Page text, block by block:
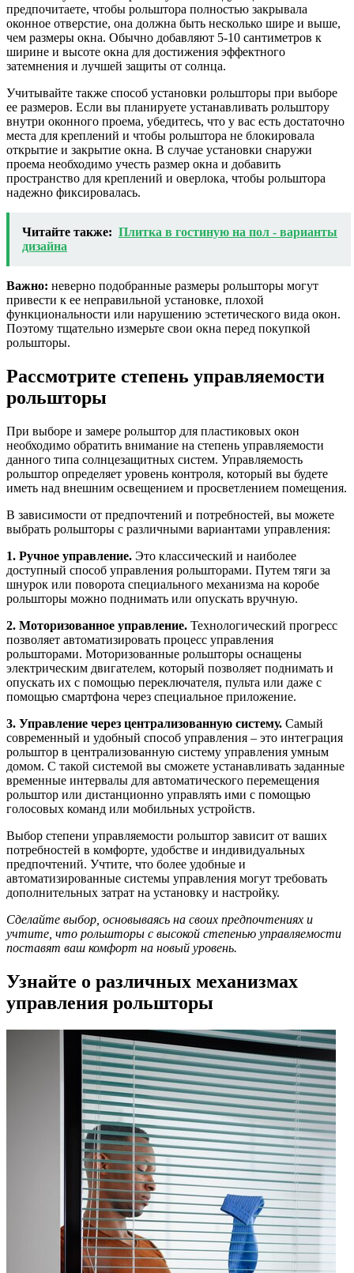
предпочитаете, чтобы рольштора полностью закрывала
оконное отверстие, она должна быть несколько шире и выше,
чем размеры окна. Обычно добавляют 5-10 сантиметров к
ширине и высоте окна для достижения эффектного
затемнения и лучшей защиты от солнца.
Учитывайте также способ установки рольшторы при выборе
ее размеров. Если вы планируете устанавливать рольштору
внутри оконного проема, убедитесь, что у вас есть достаточно
места для креплений и чтобы рольштора не блокировала
открытие и закрытие окна. В случае установки снаружи
проема необходимо учесть размер окна и добавить
пространство для креплений и оверлока, чтобы рольштора
надежно фиксировалась.
Читайте также: Плитка в гостиную на пол - варианты
дизайна
Важно: неверно подобранные размеры рольшторы могут
привести к ее неправильной установке, плохой
функциональности или нарушению эстетического вида окон.
Поэтому тщательно измерьте свои окна перед покупкой
рольшторы.
Рассмотрите степень управляемости
рольшторы
При выборе и замере рольштор для пластиковых окон
необходимо обратить внимание на степень управляемости
данного типа солнцезащитных систем. Управляемость
рольштор определяет уровень контроля, который вы будете
иметь над внешним освещением и просветлением помещения.
В зависимости от предпочтений и потребностей, вы можете
выбрать рольшторы с различными вариантами управления:
1. Ручное управление. Это классический и наиболее
доступный способ управления рольшторами. Путем тяги за
шнурок или поворота специального механизма на коробе
рольшторы можно поднимать или опускать вручную.
2. Моторизованное управление. Технологический прогресс
позволяет автоматизировать процесс управления
рольшторами. Моторизованные рольшторы оснащены
электрическим двигателем, который позволяет поднимать и
опускать их с помощью переключателя, пульта или даже с
помощью смартфона через специальное приложение.
3. Управление через централизованную систему. Самый
современный и удобный способ управления – это интеграция
рольштор в централизованную систему управления умным
домом. С такой системой вы сможете устанавливать заданные
временные интервалы для автоматического перемещения
рольштор или дистанционно управлять ими с помощью
голосовых команд или мобильных устройств.
Выбор степени управляемости рольштор зависит от ваших
потребностей в комфорте, удобстве и индивидуальных
предпочтений. Учтите, что более удобные и
автоматизированные системы управления могут требовать
дополнительных затрат на установку и настройку.
Сделайте выбор, основываясь на своих предпочтениях и
учтите, что рольшторы с высокой степенью управляемости
поставят ваш комфорт на новый уровень.
Узнайте о различных механизмах
управления рольшторы